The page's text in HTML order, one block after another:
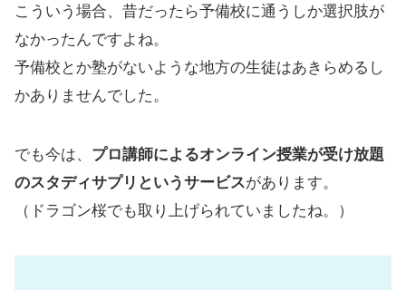
こういう場合、昔だったら予備校に通うしか選択肢が
なかったんですよね。
予備校とか塾がないような地方の生徒はあきらめるし
かありませんでした。
でも今は、 プロ講師によるオンライン授業が受け放題
のスタディサプリというサービスがあります。
（ドラゴン桜でも取り上げられていましたね。）